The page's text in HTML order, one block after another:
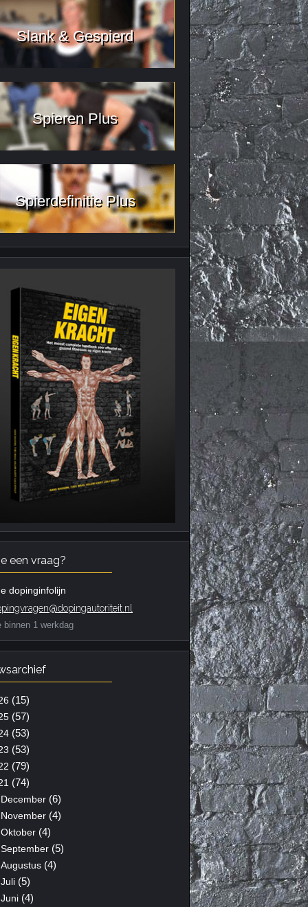
Slank & Gespierd
Spieren Plus
Spierdefinitie Plus
een vraag?
dopinginfolijn
binnen 1 werkdag
(15)
(57)
(53)
(53)
(79)
(74)
December(6)
November(4)
Oktober(4)
September(5)
Augustus(4)
Juli(5)
Juni(4)